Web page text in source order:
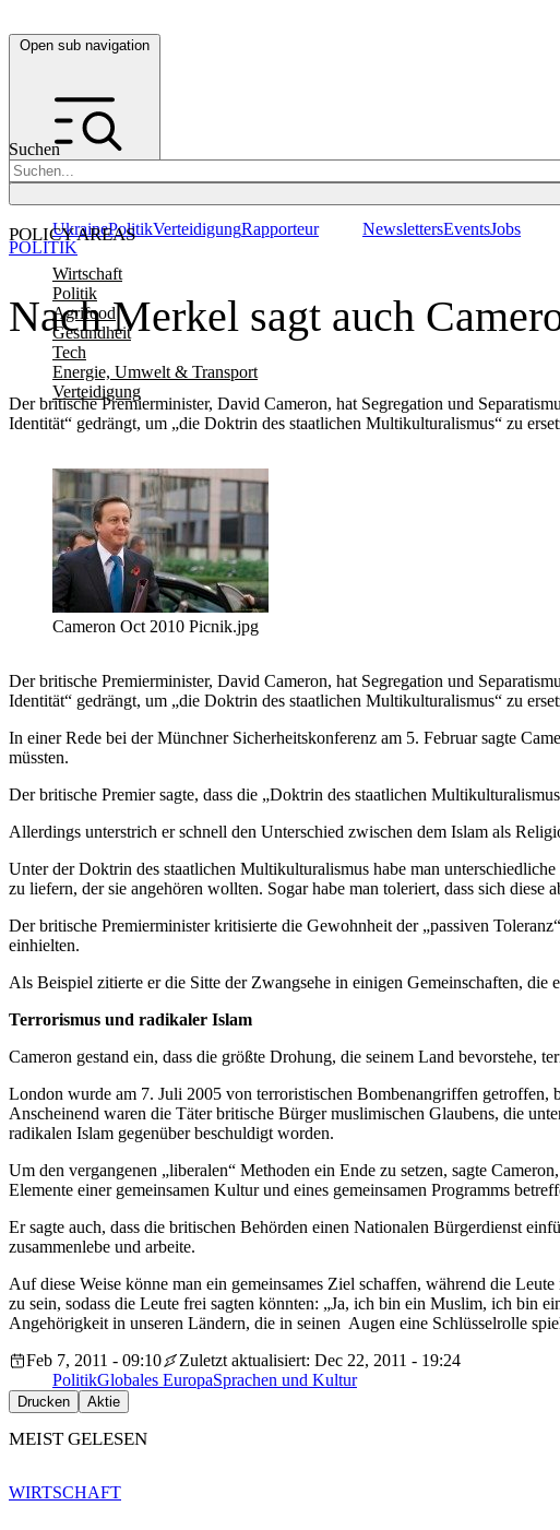
Open sub navigation
Suchen
POLICY AREAS
Wirtschaft
Politik
Agrifood
Gesundheit
Tech
Energie, Umwelt & Transport
Verteidigung
UkrainePolitikVerteidigungRapporteur NewslettersEventsJobs
Nach Merkel sagt auch
Der britische Premierminister, David Cameron, hat Segregation und
Identität“ gedrängt, um „die Doktrin des staatlichen Multikulturalismus“ zu
POLITIK
Cameron Oct 2010 Picnik.jpg
Der britische Premierminister, David Cameron, hat Segregation und
Identität“ gedrängt, um „die Doktrin des staatlichen Multikulturalismus“ zu
In einer Rede bei der Münchner Sicherheitskonferenz am 5. Februar sagte
müssten.
Der britische Premier sagte, dass die „Doktrin des staatlichen
Allerdings unterstrich er schnell den Unterschied zwischen dem Islam als
Unter der Doktrin des staatlichen Multikulturalismus habe man
zu liefern, der sie angehören wollten. Sogar habe man toleriert, dass sich
Der britische Premierminister kritisierte die Gewohnheit der „passiven
einhielten.
Als Beispiel zitierte er die Sitte der Zwangsehe in einigen Gemeinschaften, die
Terrorismus und radikaler Islam
Cameron gestand ein, dass die größte Drohung, die seinem Land bevorstehe,
London wurde am 7. Juli 2005 von terroristischen Bombenangriffen getroffen,
Anscheinend waren die Täter britische Bürger muslimischen Glaubens, die
radikalen Islam gegenüber beschuldigt worden.
Um den vergangenen „liberalen“ Methoden ein Ende zu setzen, sagte
Elemente einer gemeinsamen Kultur und eines gemeinsamen Programms
Er sagte auch, dass die britischen Behörden einen Nationalen Bürgerdienst
zusammenlebe und arbeite.
Auf diese Weise könne man ein gemeinsames Ziel schaffen, während die
zu sein, sodass die Leute frei sagten könnten: „Ja, ich bin ein Muslim, ich bin
Angehörigkeit in unseren Ländern, die in seinen Augen eine Schlüsselrolle
Feb 7, 2011 - 09:10
Zuletzt aktualisiert: Dec 22, 2011 - 19:24
PolitikGlobales EuropaSprachen und Kultur
Drucken Aktie
MEIST GELESEN
WIRTSCHAFT